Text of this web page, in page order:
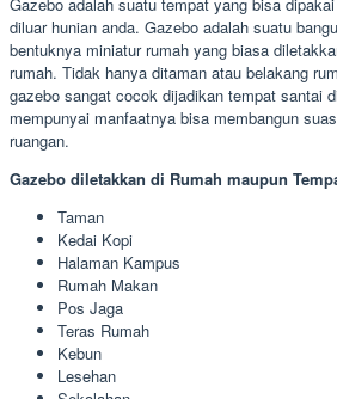
diluar hunian anda. Gazebo adalah suatu
bentuknya miniatur rumah yang biasa
rumah. Tidak hanya ditaman atau belakang
gazebo sangat cocok dijadikan tempat santai
mempunyai manfaatnya bisa membangun
ruangan.
Gazebo diletakkan di Rumah maupun
Taman
Kedai Kopi
Halaman Kampus
Rumah Makan
Pos Jaga
Teras Rumah
Kebun
Lesehan